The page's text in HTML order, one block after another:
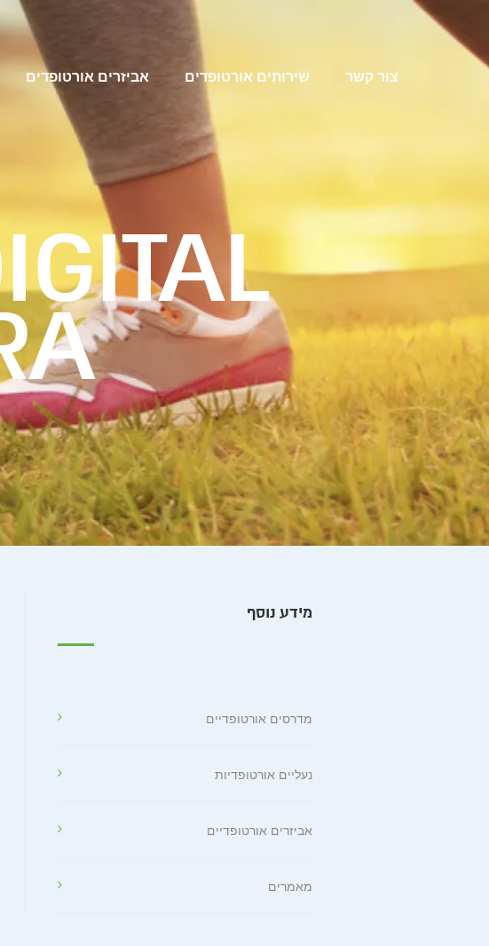
אביזרים אורטופדים שירותים אורטופדים צור קשר
מידע נוסף
מדרסים אורטופדיים
נעליים אורטופדיות
אביזרים אורטופדיים
מאמרים